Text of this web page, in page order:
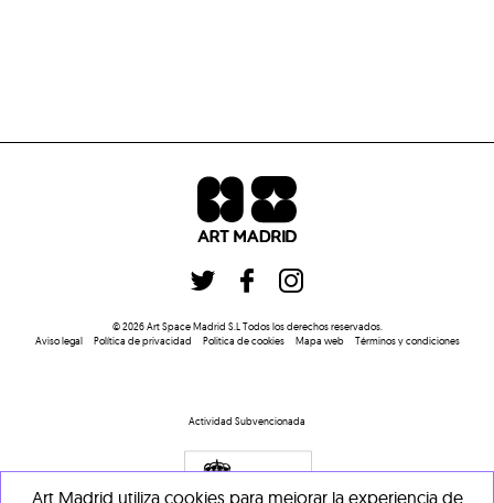
©2026Art Space Madrid S.L Todos los derechos reservados.
Aviso legal
Política de privacidad Politica de cookies Mapa web Términos y condiciones
Actividad Subvencionada
Art Madrid utiliza cookies para mejorar la experiencia de